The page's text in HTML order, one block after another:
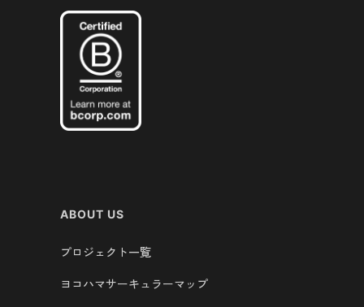
ABOUT US
プロジェクト一覧
ヨコハマサーキュラーマップ